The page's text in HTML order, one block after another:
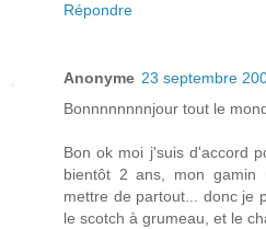
Répondre
Anonyme 23 septembre
Bonnnnnnnnjour tout le
Bon ok moi j'suis d'accord
bientôt 2 ans, mon
mettre de partout... donc je
le scotch à grumeau, et le